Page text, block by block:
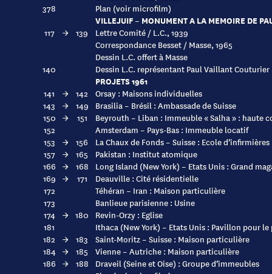
378
Plan (voir microfilm)
VILLEJUIF – MONUMENT A LA MEMOIRE DE
117 → 139
Lettre Comité / L.C., 1939
Correspondance Besset / Masse, 1965
Dessin L.C. offert à Masse
140
Dessin L.C. représentant Paul Vaillant Couturier
PROJETS 1961
141 → 142 Orsay : Maisons individuelles
143
→ 149
Brasilia – Brésil : Ambassade de Suisse
150 → 151
Beyrouth – Liban : Immeuble « Salha » : haute
152
Amsterdam – Pays-Bas : Immeuble locatif
153
→ 156
La Chaux de Fonds – Suisse : Ecole d’infirmières
157
→ 165
Pakistan : Institut atomique
166 → 168
Long Island (New York) – Etats Unis : Grand
169 → 171
Deauville : Cité résidentielle
172
Téhéran – Iran : Maison particulière
173
Banlieue parisienne : Usine
174
→ 180
Revin-Orzy : Eglise
181
Ithaca (New York) – Etats Unis : Pavillon pour
182 → 183
Saint-Moritz – Suisse : Maison particulière
184 → 185
Vienne – Autriche : Maison particulière
186 → 188
Draveil (Seine et Oise) : Groupe d’immeubles